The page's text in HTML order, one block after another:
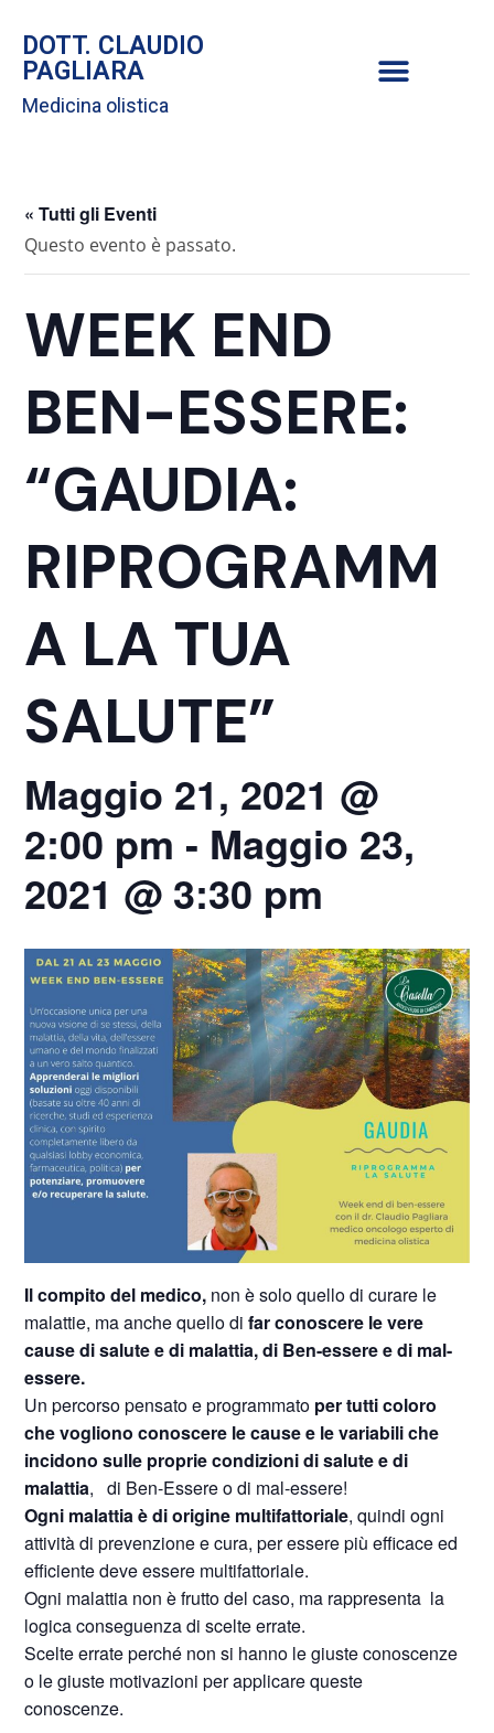
DOTT. CLAUDIO
PAGLIARA
Medicina olistica
« Tutti gli Eventi
Questo evento è passato.
WEEK END
BEN-ESSERE:
“GAUDIA:
RIPROGRAMM
A LA TUA
SALUTE”
Maggio 21, 2021 @
2:00 pm - Maggio 23,
2021 @ 3:30 pm
Il compito del medico, non è solo quello di curare le
malattie, ma anche quello difar conoscere le vere
cause di salute e di malattia, di Ben-essere e di mal-
essere.
Un percorso pensato e programmato per tutti coloro
che vogliono conoscere le cause e le variabili che
incidono sulle proprie condizioni di salute e di
malattia, di Ben-Essere o di mal-essere!
Ogni malattia è di origine multifattoriale, quindi ogni
attività di prevenzione e cura, per essere più efficace ed
efficiente deve essere multifattoriale.
Ogni malattia non è frutto del caso, ma rappresenta la
logica conseguenza di scelte errate.
Scelte errate perché non si hanno le giuste conoscenze
o le giuste motivazioni per applicare queste
conoscenze.